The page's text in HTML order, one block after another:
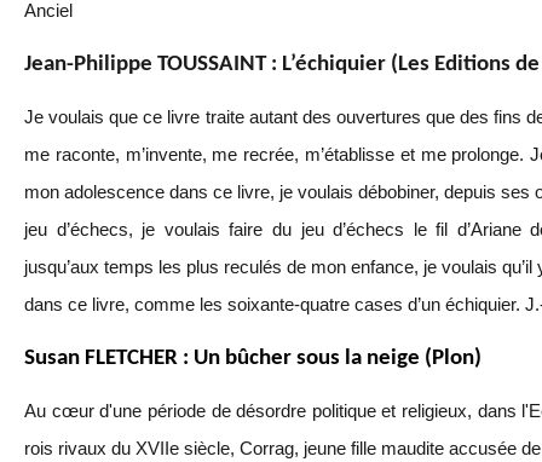
Anciel
Jean-Philippe TOUSSAINT : L’échiquier (Les Editions
Je voulais que ce livre traite autant des ouvertures que des fins
me raconte, m’invente, me recrée, m’établisse et me prolonge.
mon adolescence dans ce livre, je voulais débobiner, depuis ses
jeu d’échecs, je voulais faire du jeu d’échecs le fil
jusqu’aux temps les plus reculés de mon enfance, je voulais
dans ce livre, comme les soixante-quatre cases d’un échiquier.
Susan FLETCHER : Un bûcher sous la neige (Plon)
Au cœur d'une période de désordre politique et religieux, dans
rois rivaux du XVIIe siècle, Corrag, jeune fille maudite accusée